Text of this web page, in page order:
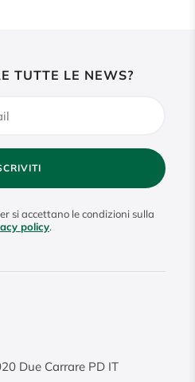
TUTTE LE NEWS?
si accettano le condizioni sulla
policy.
Due Carrare PD IT